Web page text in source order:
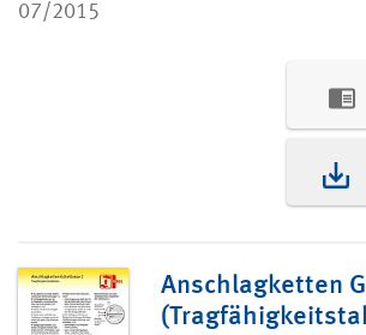
07/2015
Anschlagketten